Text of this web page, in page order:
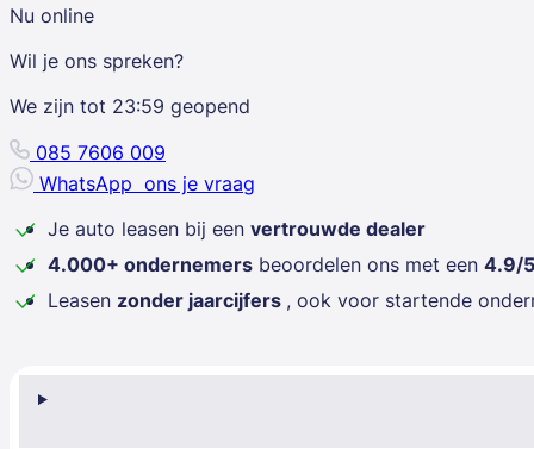
Nu online
Wil je ons spreken?
We zijn tot 23:59 geopend
085 7606 009
WhatsApp ons je vraag
Je auto leasen bij een vertrouwde dealer
4.000+ ondernemers beoordelen ons met een 4.9/5
Leasen zonder jaarcijfers , ook voor startende